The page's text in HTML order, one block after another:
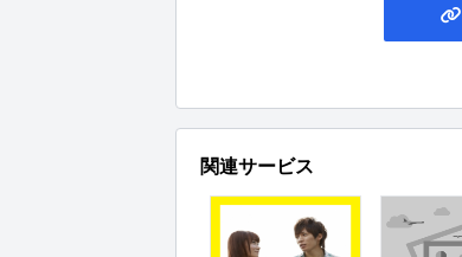
関連サービス